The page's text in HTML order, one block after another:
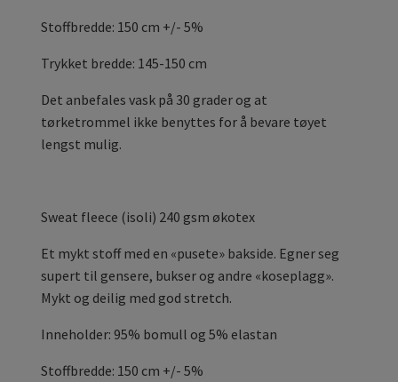
Stoffbredde: 150 cm +/- 5%
Trykket bredde: 145-150 cm
Det anbefales vask på 30 grader og at
tørketrommel ikke benyttes for å bevare tøyet
lengst mulig.
Sweat fleece (isoli) 240 gsm økotex
Et mykt stoff med en «pusete» bakside. Egner seg
supert til gensere, bukser og andre «koseplagg».
Mykt og deilig med god stretch.
Inneholder: 95% bomull og 5% elastan
Stoffbredde: 150 cm +/- 5%